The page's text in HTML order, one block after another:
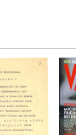
Rose – V,